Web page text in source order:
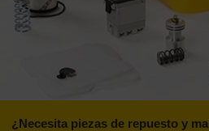
¿Necesita piezas de repuesto y